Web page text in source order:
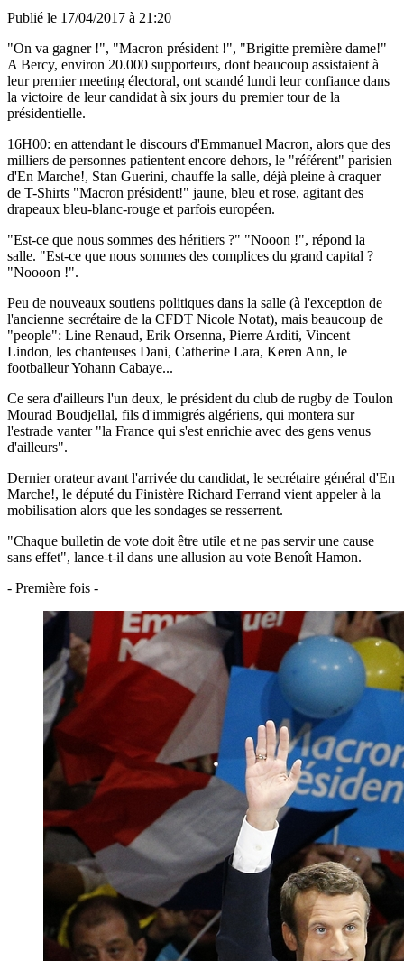
Publié le 17/04/2017 à 21:20
"On va gagner !", "Macron président !", "Brigitte première dame!"
A Bercy, environ 20.000 supporteurs, dont beaucoup assistaient à
leur premier meeting électoral, ont scandé lundi leur confiance dans
la victoire de leur candidat à six jours du premier tour de la
présidentielle.
16H00: en attendant le discours d'Emmanuel Macron, alors que des
milliers de personnes patientent encore dehors, le "référent" parisien
d'En Marche!, Stan Guerini, chauffe la salle, déjà pleine à craquer
de T-Shirts "Macron président!" jaune, bleu et rose, agitant des
drapeaux bleu-blanc-rouge et parfois européen.
"Est-ce que nous sommes des héritiers ?" "Nooon !", répond la
salle. "Est-ce que nous sommes des complices du grand capital ?
"Noooon !".
Peu de nouveaux soutiens politiques dans la salle (à l'exception de
l'ancienne secrétaire de la CFDT Nicole Notat), mais beaucoup de
"people": Line Renaud, Erik Orsenna, Pierre Arditi, Vincent
Lindon, les chanteuses Dani, Catherine Lara, Keren Ann, le
footballeur Yohann Cabaye...
Ce sera d'ailleurs l'un deux, le président du club de rugby de Toulon
Mourad Boudjellal, fils d'immigrés algériens, qui montera sur
l'estrade vanter "la France qui s'est enrichie avec des gens venus
d'ailleurs".
Dernier orateur avant l'arrivée du candidat, le secrétaire général d'En
Marche!, le député du Finistère Richard Ferrand vient appeler à la
mobilisation alors que les sondages se resserrent.
"Chaque bulletin de vote doit être utile et ne pas servir une cause
sans effet", lance-t-il dans une allusion au vote Benoît Hamon.
- Première fois -